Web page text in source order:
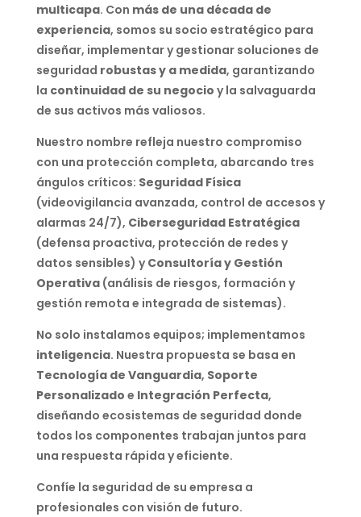
multicapa. Con más de una década de
experiencia, somos su socio estratégico para
diseñar, implementar y gestionar soluciones de
seguridad robustas y a medida, garantizando
la continuidad de su negocio y la salvaguarda
de sus activos más valiosos.
Nuestro nombre refleja nuestro compromiso
con una protección completa, abarcando tres
ángulos críticos: Seguridad Física
(videovigilancia avanzada, control de accesos y
alarmas 24/7), Ciberseguridad Estratégica
(defensa proactiva, protección de redes y
datos sensibles) yConsultoría y Gestión
Operativa(análisis de riesgos, formación y
gestión remota e integrada de sistemas).
No solo instalamos equipos; implementamos
inteligencia. Nuestra propuesta se basa en
Tecnología de Vanguardia, Soporte
Personalizado e Integración Perfecta,
diseñando ecosistemas de seguridad donde
todos los componentes trabajan juntos para
una respuesta rápida y eficiente.
Confíe la seguridad de su empresa a
profesionales con visión de futuro.